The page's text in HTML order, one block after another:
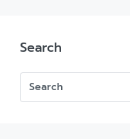
Search